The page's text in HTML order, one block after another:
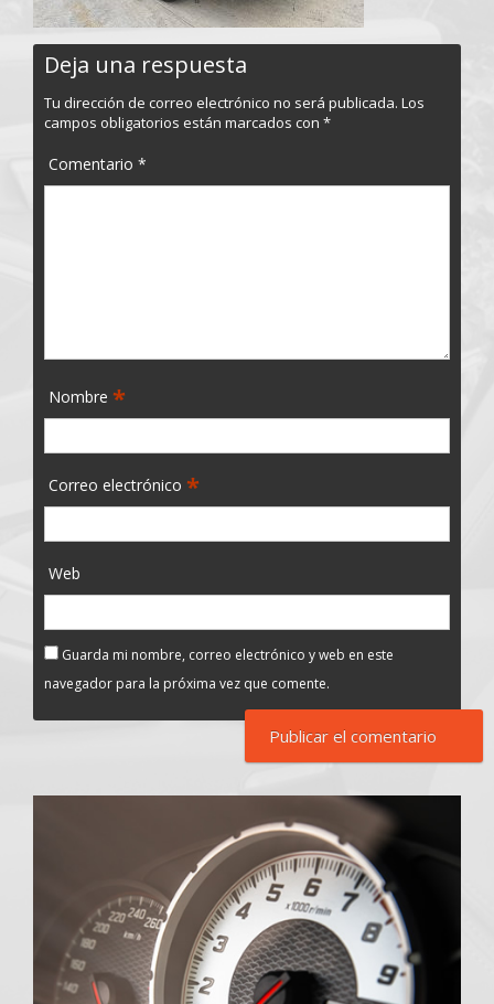
Deja una respuesta
Tu dirección de correo electrónico no será publicada. Los
campos obligatorios están marcados con *
Comentario *
Nombre *
Correo electrónico *
Web
Guarda mi nombre, correo electrónico y web en este
navegador para la próxima vez que comente.